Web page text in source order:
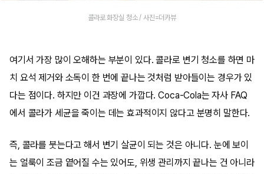
콜라로 화장실 청소 / 사진=더카뷰
여기서 가장 많이 오해하는 부분이 있다. 콜라로 변기 청소를 하면 마
치 요석 제거와 소독이 한 번에 끝나는 것처럼 받아들이는 경우가 있
다는 점이다. 하지만 이건 과장에 가깝다. Coca-Cola는 자사 FAQ
에서 콜라가 세균을 죽이는 데는 효과적이지 않다고 분명히 말한다.
즉, 콜라를 붓는다고 해서 변기 살균이 되는 것은 아니다. 눈에 보이
는 얼룩이 조금 옅어질 수는 있어도, 위생 관리까지 끝나는 건 아니라